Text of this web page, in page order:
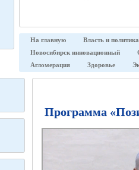
На главную
Власть и политика
Новосибирск инновационный
Агломерация
Здоровье
Программа